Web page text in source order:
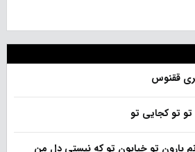
ققنوس
تو کجایی تو
بارون تو خیابون تو که نیستی دل من